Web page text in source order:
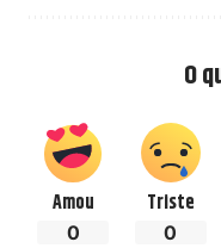
O
Amou
0
Triste
0